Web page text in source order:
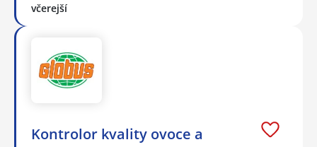
včerejší
Kontrolor kvality ovoce a